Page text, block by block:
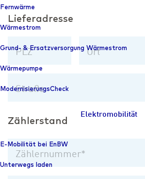
Fernwärme
Wärmestrom
Grund- & Ersatzversorgung Wärmestrom
Wärmepumpe
ModernisierungsCheck
Elektromobilität
E-Mobilität bei EnBW
Unterwegs laden
Lieferadresse
PLZ Ort
Straße
Zählerstand
Zählernummer